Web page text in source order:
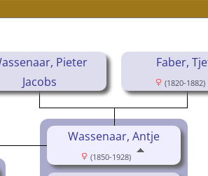
Pieter
Jacobs
(1818-1875)
Faber,
(1820-1882)
Wassenaar, Antje
(1850-1928)